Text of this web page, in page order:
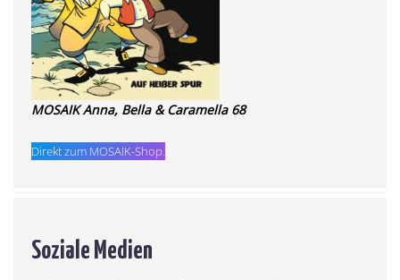
MOSAIK Anna, Bella & Caramella 68
Direkt zum MOSAIK-Shop.
Soziale Medien